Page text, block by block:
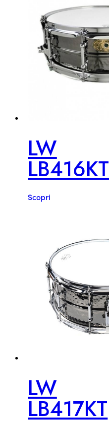
LW
LB416KT
Scopri
LW
LB417KT